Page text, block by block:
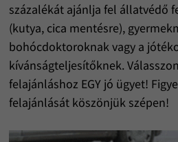
százalékát ajánlja fel állatvédő
(kutya, cica mentésre),
bohócdoktoroknak vagy a
kívánságteljesítőknek.
felajánláshoz EGY jó ügyet!
felajánlását köszönjük szépen!